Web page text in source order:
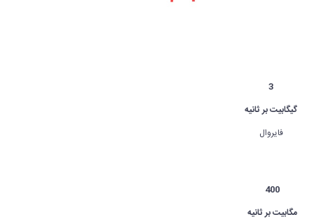
3
گیگابیت بر ثانیه
فایروال
400
مگابیت بر ثانیه